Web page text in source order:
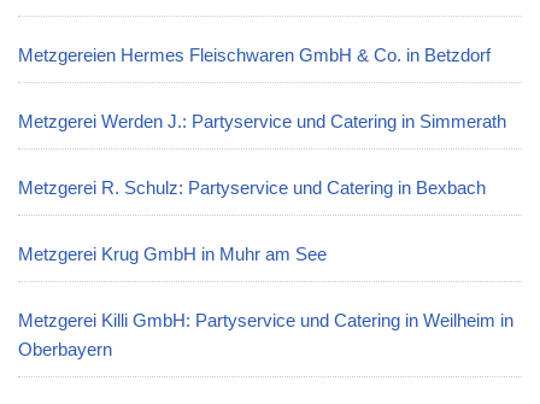
Metzgereien Hermes Fleischwaren GmbH & Co. in Betzdorf
Metzgerei Werden J.: Partyservice und Catering in Simmerath
Metzgerei R. Schulz: Partyservice und Catering in Bexbach
Metzgerei Krug GmbH in Muhr am See
Metzgerei Killi GmbH: Partyservice und Catering in Weilheim in
Oberbayern